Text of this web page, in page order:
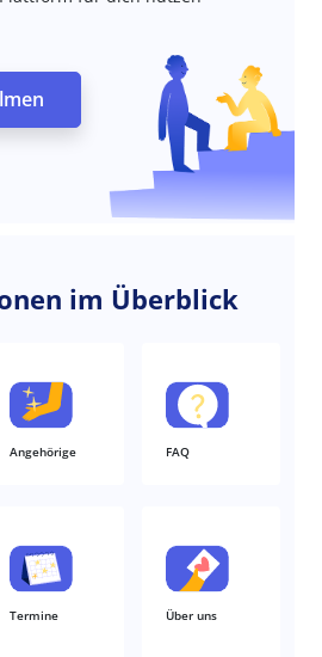
im Überblick
Angehörige FAQ
Termine Über uns